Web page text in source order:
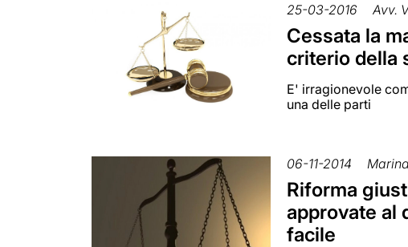
25-03-2016 Avv.
Cessata la
criterio della
E' irragionevole
una delle parti
06-11-2014
Riforma
approvate al
facile